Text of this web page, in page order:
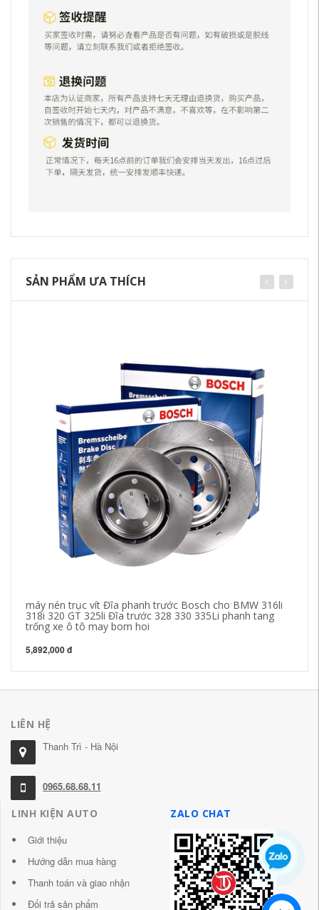
SẢN PHẨM ƯA THÍCH
máy nén trục vít Đĩa phanh trước Bosch cho BMW 316li
318i 320 GT 325li Đĩa trước 328 330 335Li phanh tang
trống xe ô tô may bom hoi
5,892,000 đ
LIÊN HỆ
Thanh Trì - Hà Nội
0965.68.68.11
LINH KIỆN AUTO
Giới thiệu
Hướng dẫn mua hàng
Thanh toán và giao nhận
Đổi trả sản phẩm
ZALO CHAT